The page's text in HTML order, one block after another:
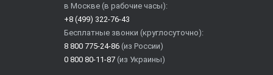
в Москве (в рабочие часы):
+8 (499) 322-76-43
Бесплатные звонки (круглосуточно):
8 800 775-24-86 (из России)
0 800 80-11-87 (из Украины)